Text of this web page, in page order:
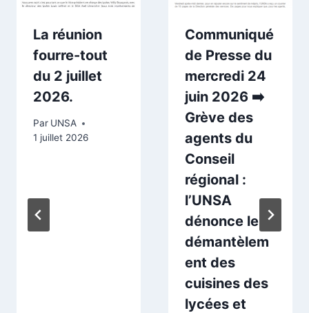
La réunion
fourre-tout
du 2 juillet
2026.
Par UNSA
1 juillet 2026
Communiqué
de Presse du
mercredi 24
juin 2026 ➡️
Grève des
agents du
Conseil
régional :
l’UNSA
dénonce le
démantèlem
ent des
cuisines des
lycées et